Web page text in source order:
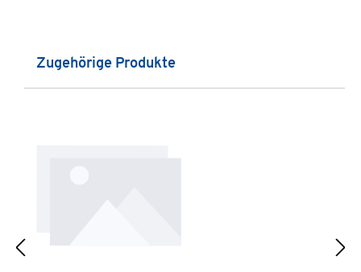
Produktgalerie überspringen
Zugehörige Produkte